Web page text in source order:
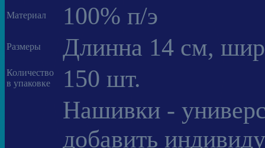
Материал 100% п/э
Размеры Длинна 14 см,
Количество
в упаковке
150 шт.
Нашивки -
добавить